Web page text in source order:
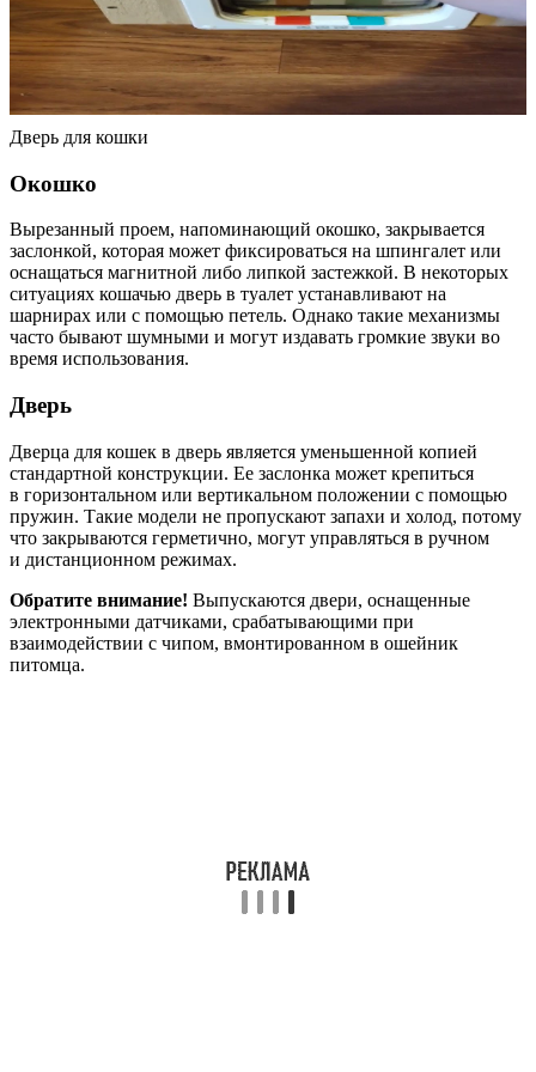
Дверь для кошки
Окошко
Вырезанный проем, напоминающий окошко, закрывается
заслонкой, которая может фиксироваться на шпингалет или
оснащаться магнитной либо липкой застежкой. В некоторых
ситуациях кошачью дверь в туалет устанавливают на
шарнирах или с помощью петель. Однако такие механизмы
часто бывают шумными и могут издавать громкие звуки во
время использования.
Дверь
Дверца для кошек в дверь является уменьшенной копией
стандартной конструкции. Ее заслонка может крепиться
в горизонтальном или вертикальном положении с помощью
пружин. Такие модели не пропускают запахи и холод, потому
что закрываются герметично, могут управляться в ручном
и дистанционном режимах.
Обратите внимание! Выпускаются двери, оснащенные
электронными датчиками, срабатывающими при
взаимодействии с чипом, вмонтированном в ошейник
питомца.